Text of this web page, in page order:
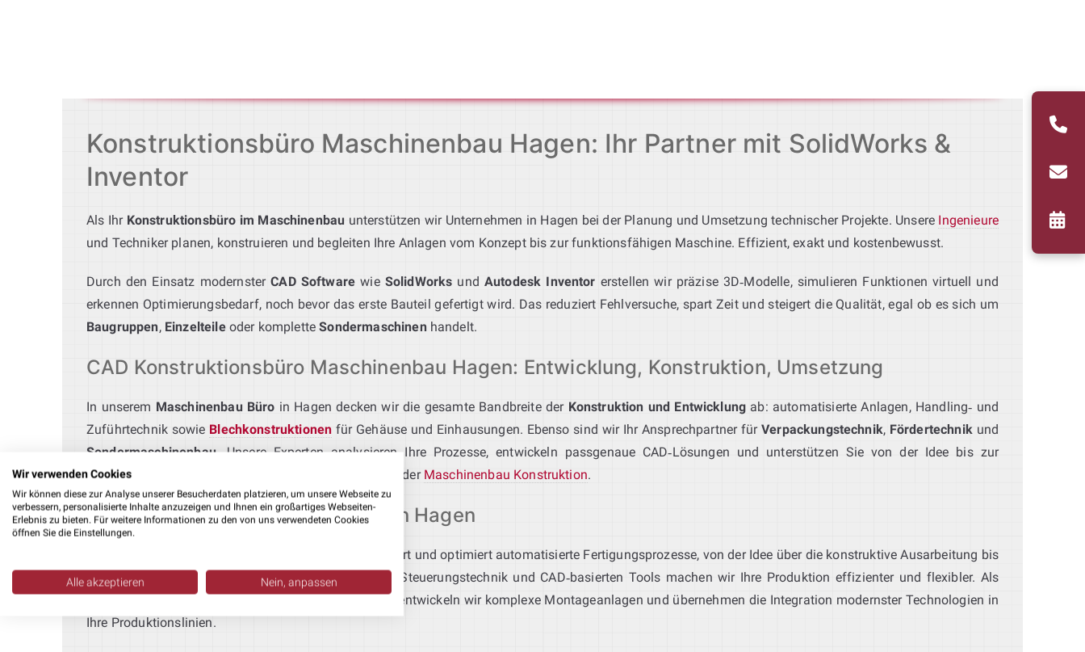
Konstruktionsbüro Maschinenbau Hagen: Ihr Partner mit SolidWorks &
Inventor
Als Ihr Konstruktionsbüro im Maschinenbau unterstützen wir Unternehmen in Hagen bei der Planung und Umsetzung technischer Projekte. Unsere Ingenieure
und Techniker planen, konstruieren und begleiten Ihre Anlagen vom Konzept bis zur funktionsfähigen Maschine. Effizient, exakt und kostenbewusst.
Durch den Einsatz modernsterCAD Software wie SolidWorks und Autodesk Inventor erstellen wir präzise 3D‑Modelle, simulieren Funktionen virtuell und
erkennen Optimierungsbedarf, noch bevor das erste Bauteil gefertigt wird. Das reduziert Fehlversuche, spart Zeit und steigert die Qualität, egal ob es sich um
Baugruppen, Einzelteileoder kompletteSondermaschinen handelt.
CAD Konstruktionsbüro Maschinenbau Hagen: Entwicklung, Konstruktion, Umsetzung
In unserem Maschinenbau Büro in Hagen decken wir die gesamte Bandbreite der Konstruktion und Entwicklung ab: automatisierte Anlagen, Handling‑ und
Zuführtechnik sowie Blechkonstruktionen für Gehäuse und Einhausungen. Ebenso sind wir Ihr Ansprechpartner fürVerpackungstechnik, Fördertechnikund
Sondermaschinenbau. Unsere Experten analysieren Ihre Prozesse, entwickeln passgenaue CAD‑Lösungen und unterstützen Sie von der Idee bis zur
Umsetzung. Mehr zu unseren Leistungen finden Sie in der Maschinenbau Konstruktion.
Ingenieurbüro Montageautomation Hagen
konzipiert und optimiert automatisierte Fertigungsprozesse, von der Idee über die konstruktive Ausarbeitung bis
zur Integration in bestehende Systeme. Mit Robotik, Steuerungstechnik und CAD‑basierten Tools machen wir Ihre Produktion effizienter und flexibler. Als
erfahrenesKonstruktionsbüro Maschinenbau Hagen
entwickeln wir komplexe Montageanlagen und übernehmen die Integration modernster Technologien in
Ihre Produktionslinien.
Wir verwenden Cookies
Wir können diese zur Analyse unserer Besucherdaten platzieren, um unsere Webseite zu
verbessern, personalisierte Inhalte anzuzeigen und Ihnen ein großartiges Webseiten-
Erlebnis zu bieten. Für weitere Informationen zu den von uns verwendeten Cookies
öffnen Sie die Einstellungen.
Alle akzeptieren Nein, anpassen